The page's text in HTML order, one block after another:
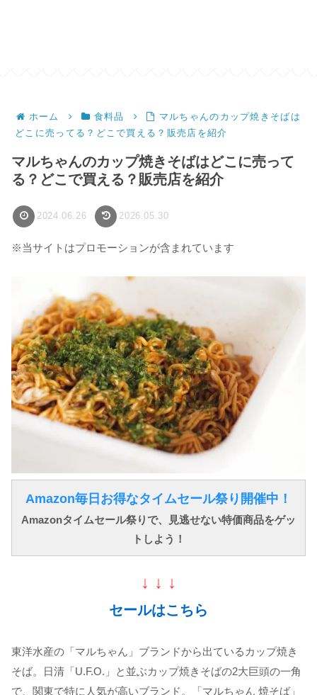
ホーム 食料品
マルちゃんのカップ焼きそばは
どこに売ってる？どこで買える？販売店を紹介
マルちゃんのカップ焼きそばはどこに売って
る？どこで買える？販売店を紹介
2024.06.26 2026.05.30
※当サイトはプロモーションが含まれています
Amazon毎日お得なタイムセール祭り開催中！
Amazonタイムセール祭りで、見逃せない特価商品をゲッ
トしよう！
↓ ↓ ↓
セールはこちら
東洋水産の「マルちゃん」ブランドから出ているカップ焼き
そば。日清「U.F.O.」と並ぶカップ焼きそばの2大巨頭の一角
で、関東で特に人気が高いブランド。「マルちゃん 焼そば」